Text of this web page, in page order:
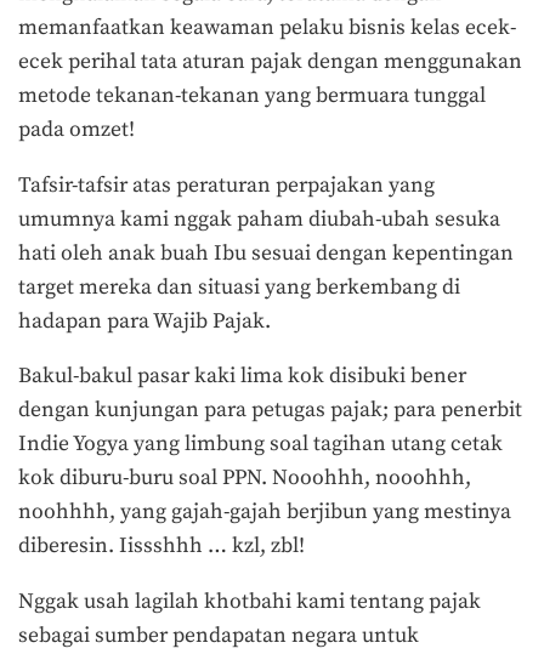
memanfaatkan keawaman pelaku bisnis kelas ecek-
ecek perihal tata aturan pajak dengan menggunakan
metode tekanan-tekanan yang bermuara tunggal
pada omzet!
Tafsir-tafsir atas peraturan perpajakan yang
umumnya kami nggak paham diubah-ubah sesuka
hati oleh anak buah Ibu sesuai dengan kepentingan
target mereka dan situasi yang berkembang di
hadapan para Wajib Pajak.
Bakul-bakul pasar kaki lima kok disibuki bener
dengan kunjungan para petugas pajak; para penerbit
Indie Yogya yang limbung soal tagihan utang cetak
kok diburu-buru soal PPN. Nooohhh, nooohhh,
noohhhh, yang gajah-gajah berjibun yang mestinya
diberesin. Iissshhh … kzl, zbl!
Nggak usah lagilah khotbahi kami tentang pajak
sebagai sumber pendapatan negara untuk